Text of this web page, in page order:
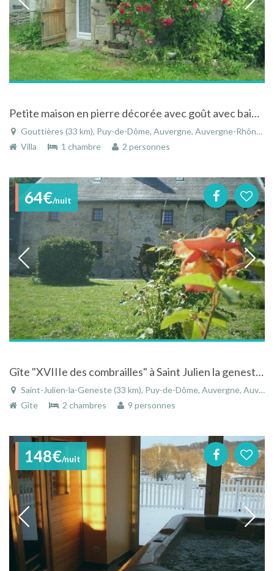
Petite maison en pierre décorée avec goût avec baie vitrée ouvrant sur verger.
Gouttières (33 km), Puy-de-Dôme, Auvergne, Auvergne-Rhône-Alpes, France
Villa
1 chambre 2 personnes
64€/nuit
Gîte "XVIIIe des combrailles" à Saint Julien la geneste dans le Puy de Dôme en Auvergne
Saint-Julien-la-Geneste (33 km), Puy-de-Dôme, Auvergne, Auvergne-Rhône-Alpes, France
Gîte
2 chambres 9 personnes
148€/nuit